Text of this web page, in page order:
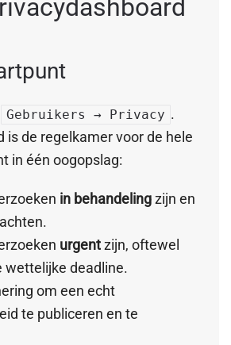
Gebruikers → Privacy .
is de regelkamer voor de hele
in één oogopslag:
in behandelingzijn en
urgentzijn, oftewel
wettelijke deadline.
om een echt
te publiceren en te